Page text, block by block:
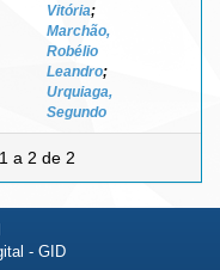
Vitória;
Marchão,
Robélio
Leandro;
Urquiaga,
Segundo
a 2 de 2
- GID